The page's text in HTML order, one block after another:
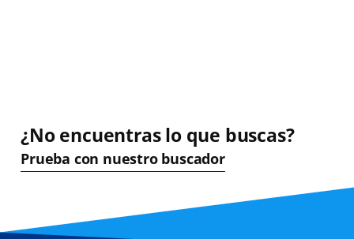
¿No encuentras lo que buscas?
Prueba con nuestro buscador